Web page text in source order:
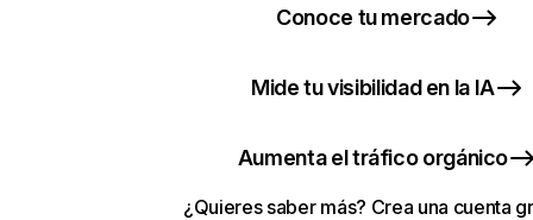
Conoce tu mercado
Mide tu visibilidad en la IA
Aumenta el tráfico orgánico
¿Quieres saber más? Crea una cuenta